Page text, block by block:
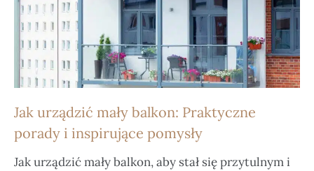
Jak urządzić mały balkon: Praktyczne
porady i inspirujące pomysły
Jak urządzić mały balkon, aby stał się przytulnym i